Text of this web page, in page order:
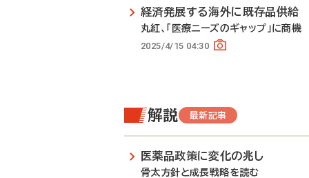
経済発展する海外に既存品供給
丸紅、「医療ニーズのギャップ」に商機
2025/4/15 04:30
解説 最新記事
医薬品政策に変化の兆し
骨太方針と成長戦略を読む